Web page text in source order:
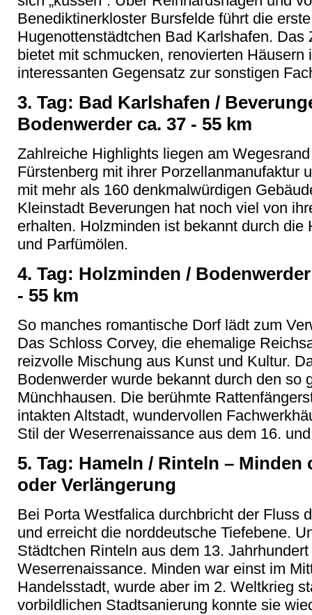
Benediktinerkloster Bursfelde führt die
Hugenottenstädtchen Bad Karlshafen.
bietet mit schmucken, renovierten Häusern
interessanten Gegensatz zur sonstigen
3. Tag: Bad Karlshafen /
Bodenwerder ca. 37 - 55 km
Zahlreiche Highlights liegen am
Fürstenberg mit ihrer Porzellanmanufaktur
mit mehr als 160 denkmalwürdigen
Kleinstadt Beverungen hat noch viel von
erhalten. Holzminden ist bekannt durch
und Parfümölen.
4. Tag: Holzminden /
- 55 km
So manches romantische Dorf lädt zum
Das Schloss Corvey, die ehemalige
reizvolle Mischung aus Kunst und Kultur.
Bodenwerder wurde bekannt durch den so
Münchhausen. Die berühmte
intakten Altstadt, wundervollen
Stil der Weserrenaissance aus dem 16.
5. Tag: Hameln / Rinteln – Minden
oder Verlängerung
Bei Porta Westfalica durchbricht der Fluss
und erreicht die norddeutsche Tiefebene.
Städtchen Rinteln aus dem 13.
Weserrenaissance. Minden war einst im
Handelsstadt, wurde aber im 2. Weltkrieg
vorbildlichen Stadtsanierung konnte sie